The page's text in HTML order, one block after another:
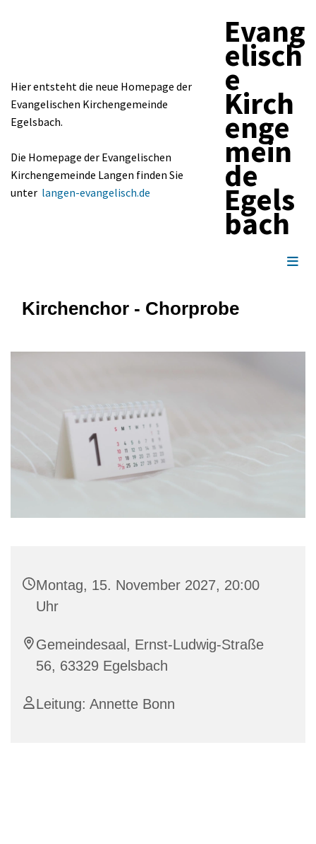
Hier entsteht die neue Homepage der
Evangelischen Kirchengemeinde
Egelsbach.
Die Homepage der Evangelischen
Kirchengemeinde Langen finden Sie
unter langen-evangelisch.de
Evang
elisch
e
Kirch
enge
mein
de
Egels
bach
Kirchenchor - Chorprobe
Montag, 15. November 2027, 20:00
Uhr
Gemeindesaal, Ernst-Ludwig-Straße
56, 63329 Egelsbach
Leitung: Annette Bonn